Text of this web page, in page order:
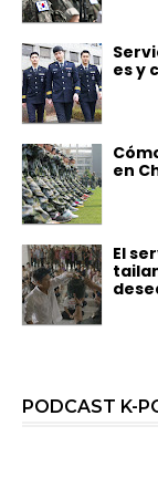
es y
en
El
PODCAST K-